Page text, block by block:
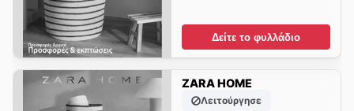
Δείτε το φυλλάδιο
ZARA HOME
Λειτούργησε